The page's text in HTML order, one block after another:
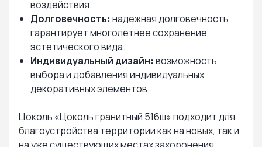
воздействия.
Долговечность: надежная долговечность
гарантирует многолетнее сохранение
эстетического вида.
Индивидуальный дизайн: возможность
выбора и добавления индивидуальных
декоративных элементов.
Цоколь «Цоколь гранитный 516ш» подходит для
благоустройства территории как на новых, так и